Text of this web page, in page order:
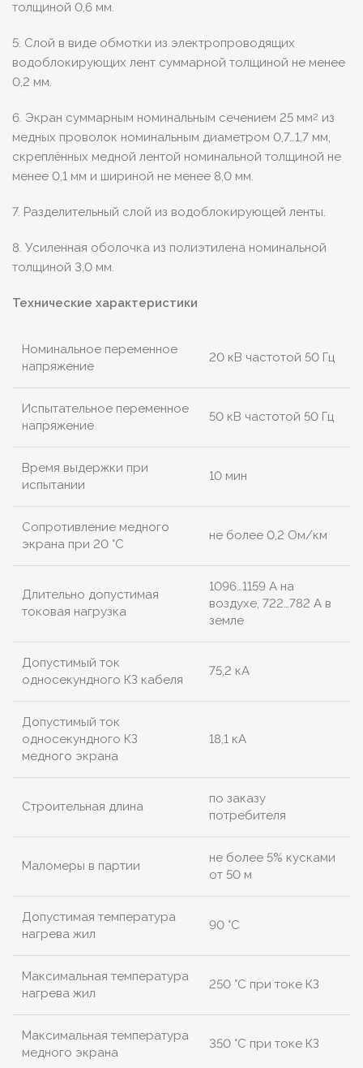
толщиной 0,6 мм.
5. Слой в виде обмотки из электропроводящих
водоблокирующих лент суммарной толщиной не менее
0,2 мм.
6. Экран суммарным номинальным сечением 25 мм2 из
медных проволок номинальным диаметром 0,7…1,7 мм,
скреплённых медной лентой номинальной толщиной не
менее 0,1 мм и шириной не менее 8,0 мм.
7. Разделительный слой из водоблокирующей ленты.
8. Усиленная оболочка из полиэтилена номинальной
толщиной 3,0 мм.
Технические характеристики
Номинальное переменное
напряжение
20 кВ частотой 50 Гц
Испытательное переменное
напряжение
50 кВ частотой 50 Гц
Время выдержки при
испытании
10 мин
Сопротивление медного
экрана при 20 °С
не более 0,2 Ом/км
Длительно допустимая
токовая нагрузка
1096…1159 А на
воздухе, 722…782 А в
земле
Допустимый ток
односекундного КЗ кабеля
75,2 кА
Допустимый ток
односекундного КЗ
медного экрана
18,1 кА
Строительная длина
по заказу
потребителя
Маломеры в партии
не более 5% кусками
от 50 м
Допустимая температура
нагрева жил
90 °C
Максимальная температура
нагрева жил
250 °C при токе КЗ
Максимальная температура
медного экрана
350 °C при токе КЗ